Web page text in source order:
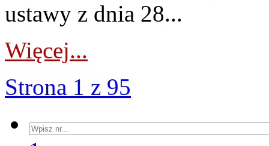
ustawy z dnia 28...
Więcej...
Strona 1 z 95